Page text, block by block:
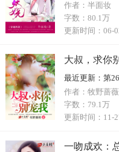
作者： 半面妆
字数： 80.1万
更新时间： 06-
大叔，求你
最近更新： 第
作者： 牧野蔷薇
字数： 79.1万
更新时间： 11-
一吻成欢：